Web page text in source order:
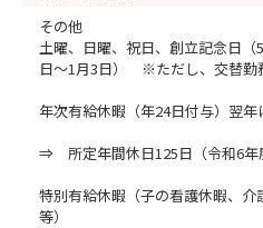
その他
土曜、日曜、祝日、創立記念日
日～1月3日） ※ただし、交替勤
年次有給休暇（年24日付与）翌
⇒ 所定年間休日125日（令和6年
特別有給休暇（子の看護休暇、
等）